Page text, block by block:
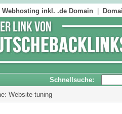
Webhosting inkl. .de Domain
Schnellsuche:
Website-tuning